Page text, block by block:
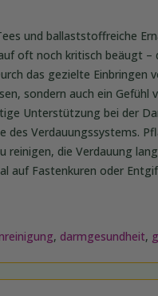
und ballaststoffreiche
oft noch kritisch beäugt
das gezielte Einbringen
sondern auch ein Gefühl
Unterstützung bei der
des Verdauungssystems.
reinigen, die Verdauung
auf Fastenkuren oder
, darmgesundheit,